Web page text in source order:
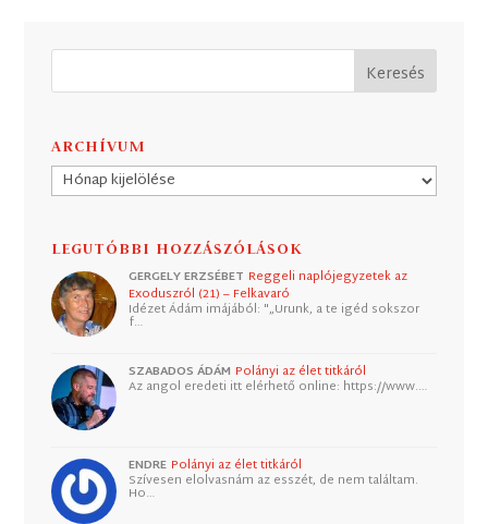
ARCHÍVUM
Archívum
LEGUTÓBBI HOZZÁSZÓLÁSOK
GERGELY ERZSÉBET Reggeli naplójegyzetek az
Exoduszról (21) – Felkavaró
Idézet Ádám imájából: "„Urunk, a te igéd sokszor
f…
SZABADOS ÁDÁM Polányi az élet titkáról
Az angol eredeti itt elérhető online: https://www.…
ENDRE Polányi az élet titkáról
Szívesen elolvasnám az esszét, de nem találtam.
Ho…